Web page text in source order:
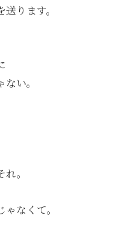
ります。
い。
。
なくて。